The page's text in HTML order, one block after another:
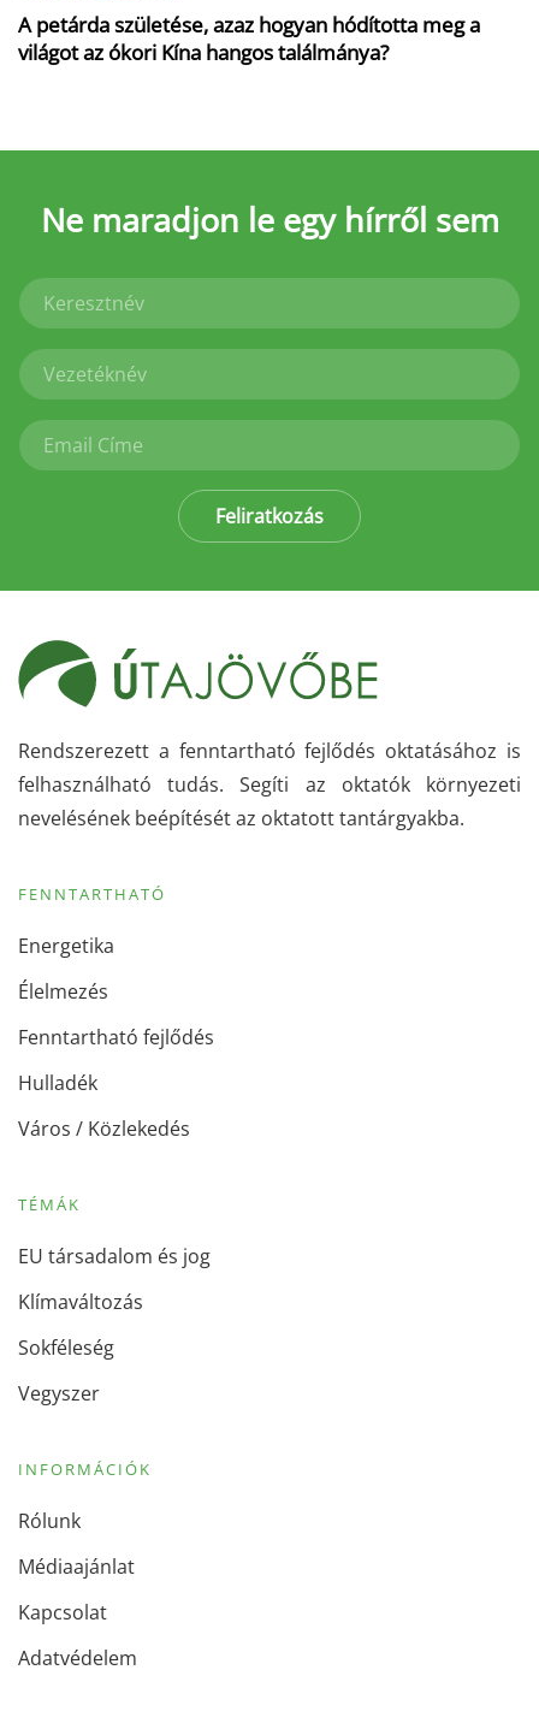
A petárda születése, azaz hogyan hódította meg a
világot az ókori Kína hangos találmánya?
Ne maradjon le egy hírről sem
Feliratkozás
Rendszerezett a fenntartható fejlődés oktatásához is
felhasználható tudás. Segíti az oktatók környezeti
nevelésének beépítését az oktatott tantárgyakba.
FENNTARTHATÓ
Energetika
Élelmezés
Fenntartható fejlődés
Hulladék
Város / Közlekedés
TÉMÁK
EU társadalom és jog
Klímaváltozás
Sokféleség
Vegyszer
INFORMÁCIÓK
Rólunk
Médiaajánlat
Kapcsolat
Adatvédelem